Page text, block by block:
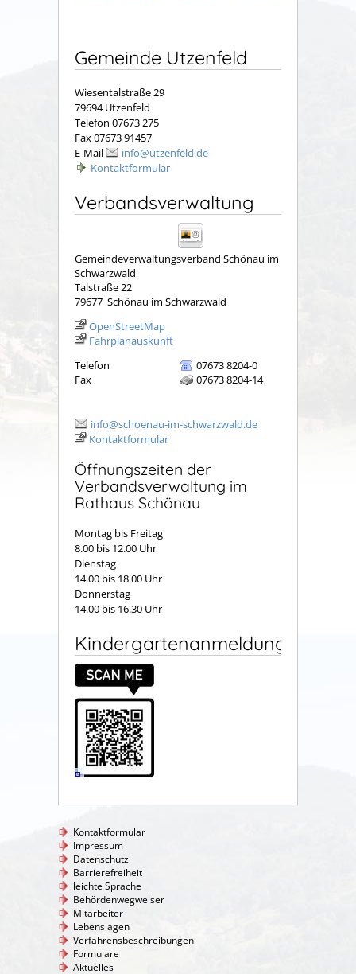
Gemeinde Utzenfeld
Wiesentalstraße 29
79694 Utzenfeld
Telefon 07673 275
Fax 07673 91457
E-Mail
info@utzenfeld.de
Kontaktformular
Verbandsverwaltung
Gemeindeverwaltungsverband Schönau im
Schwarzwald
Talstraße 22
79677 Schönau im Schwarzwald
OpenStreetMap
Fahrplanauskunft
Telefon
07673 8204-0
Fax
07673 8204-14
info@schoenau-im-schwarzwald.de
Kontaktformular
Öffnungszeiten der
Verbandsverwaltung im
Rathaus Schönau
Montag bis Freitag
8.00 bis 12.00 Uhr
Dienstag
14.00 bis 18.00 Uhr
Donnerstag
14.00 bis 16.30 Uhr
Kindergartenanmeldung
Kontaktformular
Impressum
Datenschutz
Barrierefreiheit
leichte Sprache
Behördenwegweiser
Mitarbeiter
Lebenslagen
Verfahrensbeschreibungen
Formulare
Aktuelles